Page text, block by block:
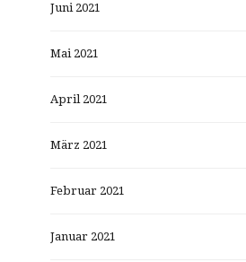
Juni 2021
Mai 2021
April 2021
März 2021
Februar 2021
Januar 2021